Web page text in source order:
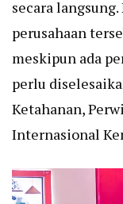
secara
perusahaan
meskipun ada
perlu
Ketahanan,
Internasional